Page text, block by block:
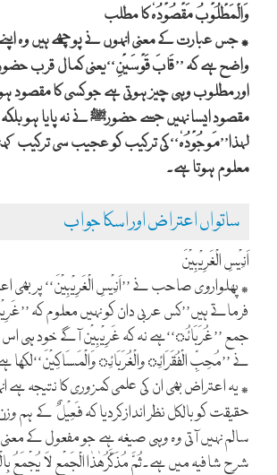
وَالْمَطْلُوْبُ مَقْصُوْدُہٗ کا مطلب
٭ جس عبارت کے معنی انہوں نے پوچھے ہیں وہ
واضح ہے کہ ’’قَابَ قَوْسَیْنِ‘‘یعنی کمال قرب
اور مطلوب وہی چیز ہوتی ہے جو کسی کا مقصود
مقصود ایسا نہیں جسے حضورﷺنے نہ پایا ہو
لہذا’’مَوجُوْدُہٗ‘‘کی ترکیب کو عجیب سی ترکیب
معلوم ہوتا ہے۔
ساتواں اعتراض اور اسکا جواب
اَنِیْسِ الْغَرِیْبِیْنَ
٭ پھلواروی صاحب نے ’’اَنِیْسِ الْغَرِیْبِیْنَ‘‘ پر بھی
فرماتے ہیں’’کس عربی دان کو نہیں معلوم کہ
جمع ’’غُرَبَائُ‘‘ہے نہ کہ غَرِیْبِیْن آگے خود ہی
نے ’’مُحِبِّ الْفُقَرَائِ والْغُرَبَائِ وَالْمَسَاکِیْنَ‘‘لکھا
٭ یہ اعتراض بھی ان کی علمی کمزوری کا نتیجہ ہے
حقیقت کو بالکل نظر انداز کردیا کہ فَعِیْلٌکے ہم
سالم نہیں آتی وہ وہی صیغہ ہے جو مفعول کے
شرح شافیہ میں ہے۔ثُمَّ مُذَکَّرُھٰذٰا الْجَمْعِ لَا یُجْمَعُ